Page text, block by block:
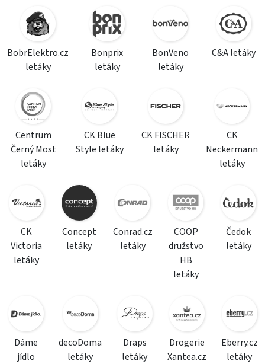
BobrElektro.cz
letáky
Bonprix
letáky
BonVeno
letáky
C&A letáky
Centrum
Černý Most
letáky
CK Blue
Style letáky
CK FISCHER
letáky
CK
Neckermann
letáky
CK
Victoria
letáky
Concept
letáky
Conrad.cz
letáky
COOP
družstvo
HB
letáky
Čedok
letáky
Dáme
jídlo
decoDoma
letáky
Draps
letáky
Drogerie
Xantea.cz
Eberry.cz
letáky